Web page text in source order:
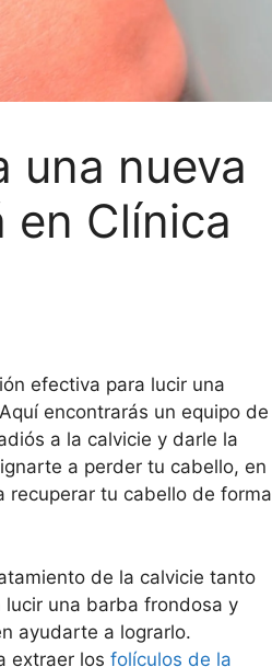
una nueva
en Clínica
efectiva para lucir una
encontrarás un equipo de
a la calvicie y darle la
a perder tu cabello, en
recuperar tu cabello de forma
de la calvicie tanto
lucir una barba frondosa y
ayudarte a lograrlo.
extraer los folículos de la